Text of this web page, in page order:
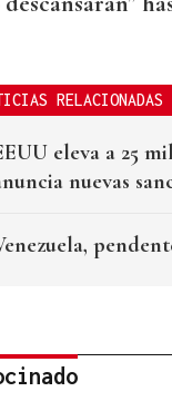
RELACIONADAS
eleva a 25
nuevas